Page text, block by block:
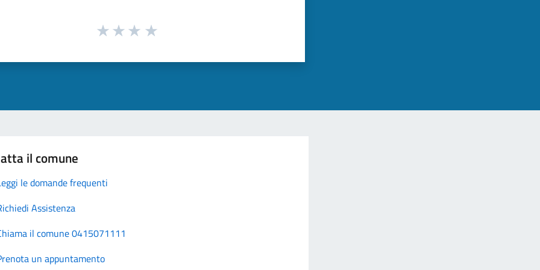
il comune
le domande frequenti
Assistenza
il comune 0415071111
un appuntamento